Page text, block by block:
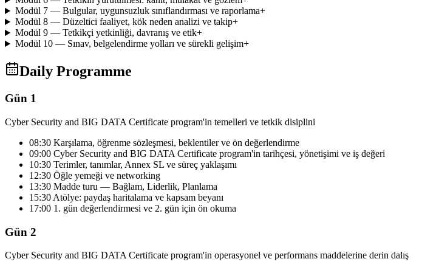
Modül 7 — Bulgular, uygunsuzluk sınıflandırması ve raporlama+
Modül 8 — Düzeltici faaliyet, kök neden analizi ve takip+
Modül 9 — Tetkikçi yetkinliği, davranış ve etik+
Modül 10 — Sınav, belgelendirme yolları ve sürekli gelişim+
Daily Programme
Gün 1
Cyber Security and BIG DATA Certificate program'in temelleri ve tetkik disiplini
08:30 Karşılama, öğrenme sözleşmesi, beklentiler ve ön değerlendirme
09:00 Cyber Security and BIG DATA Certificate program'in tarihçesi, yönetişimi ve iş değeri
10:30 Terimler, tanımlar, Annex SL ve süreç yaklaşımı
12:30 Öğle yemeği ve networking
13:30 Madde turu — Bağlam, Liderlik, Planlama
15:30 Atölye: paydaş haritalama ve kapsam beyanı
17:00 1. gün değerlendirmesi ve 2. gün için ön okuma
Gün 2
Cyber Security and BIG DATA Certificate program'in operasyonel ve performans maddelerine derin dalış